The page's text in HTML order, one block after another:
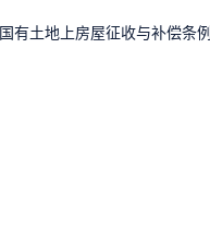
· 国有土地上房屋征收与补偿条例